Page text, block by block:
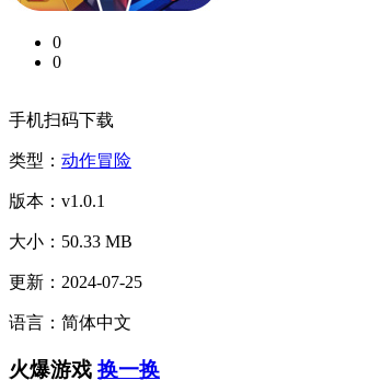
0
0
手机扫码下载
类型： 动作冒险
版本：v1.0.1
大小：50.33 MB
更新：2024-07-25
语言：简体中文
火爆游戏 换一换